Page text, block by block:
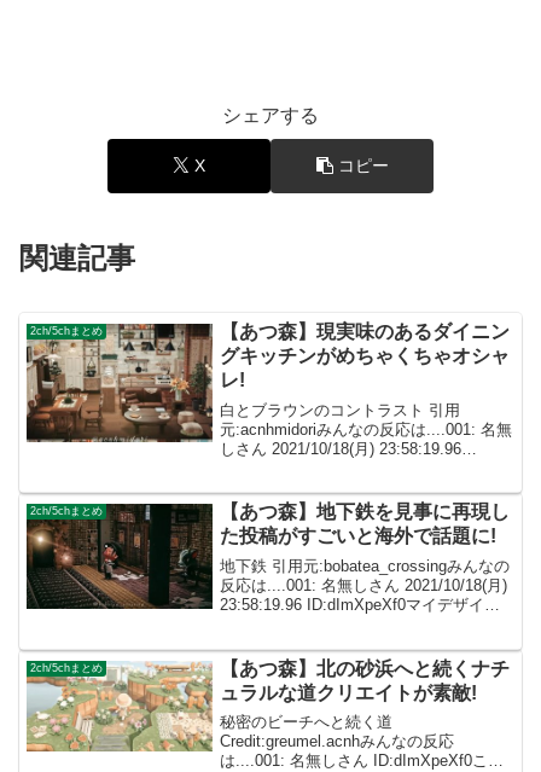
シェアする
X コピー
関連記事
2ch/5chまとめ
【あつ森】現実味のあるダイニン
グキッチンがめちゃくちゃオシャ
レ!
白とブラウンのコントラスト 引用
元:acnhmidoriみんなの反応は....001: 名無
しさん 2021/10/18(月) 23:58:19.96
2ch/5chまとめ
【あつ森】地下鉄を見事に再現し
た投稿がすごいと海外で話題に!
地下鉄 引用元:bobatea_crossingみんなの
反応は....001: 名無しさん 2021/10/18(月)
23:58:19.96 ID:dImXpeXf0マイデザイン
2ch/5chまとめ
【あつ森】北の砂浜へと続くナチ
ュラルな道クリエイトが素敵!
秘密のビーチへと続く道
Credit:greumel.acnhみんなの反応
は....001: 名無しさん ID:dImXpeXf0これ